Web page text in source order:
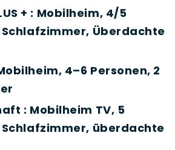
+ : Mobilheim, 4/5
Schlafzimmer, Überdachte
4–6 Personen, 2
: Mobilheim TV, 5
Schlafzimmer, überdachte